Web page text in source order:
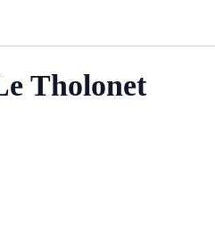
Tholonet